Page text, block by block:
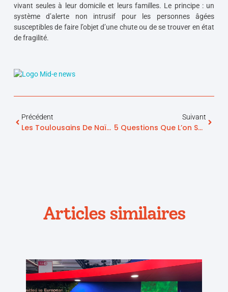
vivant seules à leur domicile et leurs familles. Le principe : un
système d’alerte non intrusif pour les personnes âgées
susceptibles de faire l’objet d’une chute ou de se trouver en état
de fragilité.
Précédent
Les Toulousains De Naïo Technologies, Grands Vainqueurs Des Trophées De L’Économie Numérique
Suivant
5 Questions Que L’on Se Pose Quand On Souhaite Obtenir L’agrément De Services À La Personne
Articles similaires